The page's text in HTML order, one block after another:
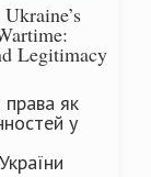
Legitimacy
як
у